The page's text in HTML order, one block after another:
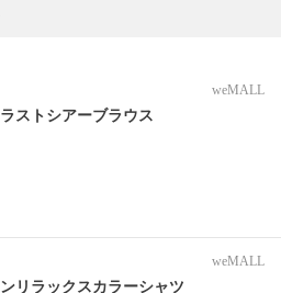
weMALL
ストシアーブラウス
weMALL
リラックスカラーシャツ